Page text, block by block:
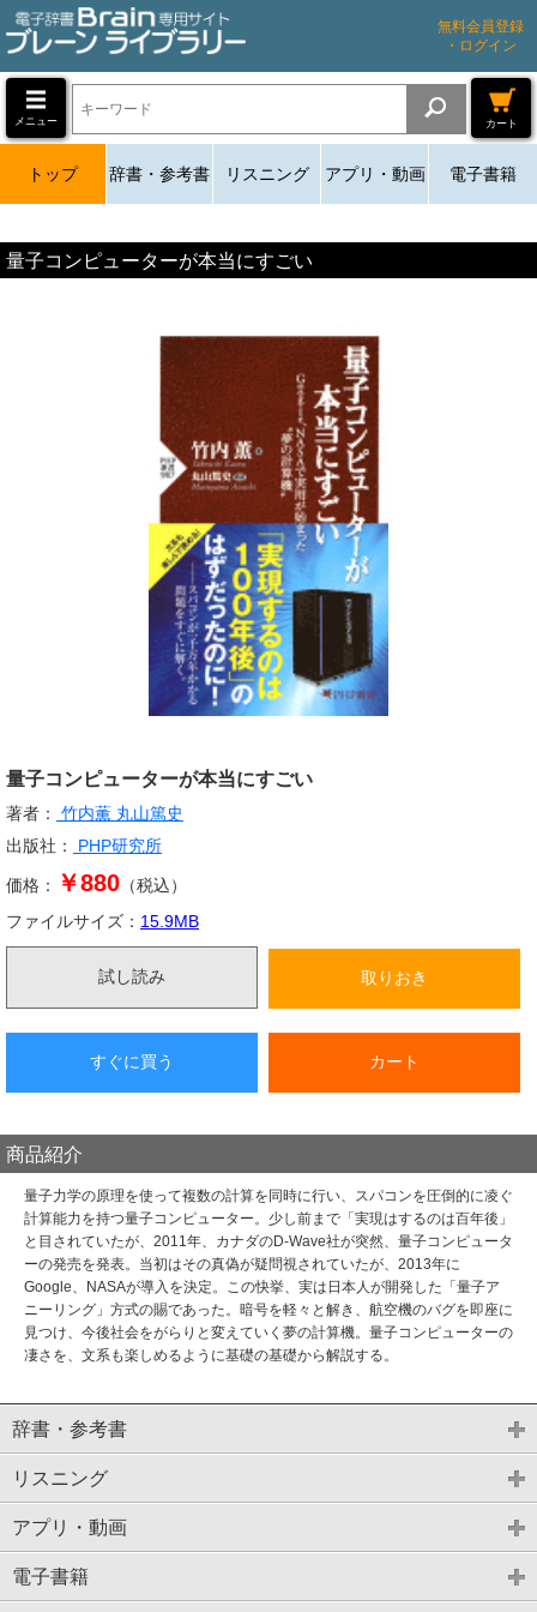
無料会員登録
・ログイン
メニュー カート
トップ 辞書・参考書 リスニング アプリ・動画 電子書籍
量子コンピューターが本当にすごい
量子コンピューターが本当にすごい
著者： 竹内薫 丸山篤史
出版社：
PHP研究所
価格： ￥880 （税込）
ファイルサイズ： 15.9MB
試し読み 取りおき
すぐに買う カート
商品紹介
量子力学の原理を使って複数の計算を同時に行い、スパコンを圧倒的に凌ぐ
計算能力を持つ量子コンピューター。少し前まで「実現はするのは百年後」
と目されていたが、2011年、カナダのD‐Wave社が突然、量子コンピュータ
ーの発売を発表。当初はその真偽が疑問視されていたが、2013年に
Google、NASAが導入を決定。この快挙、実は日本人が開発した「量子ア
ニーリング」方式の賜であった。暗号を軽々と解き、航空機のバグを即座に
見つけ、今後社会をがらりと変えていく夢の計算機。量子コンピューターの
凄さを、文系も楽しめるように基礎の基礎から解説する。
辞書・参考書
リスニング
アプリ・動画
電子書籍